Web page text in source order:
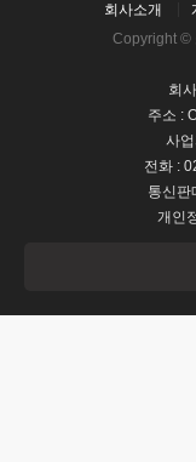
회사소개
Copyright ©
회
주소 :
사
전화 :
통신판
개인